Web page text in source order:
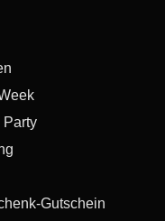
Party
Gutschein